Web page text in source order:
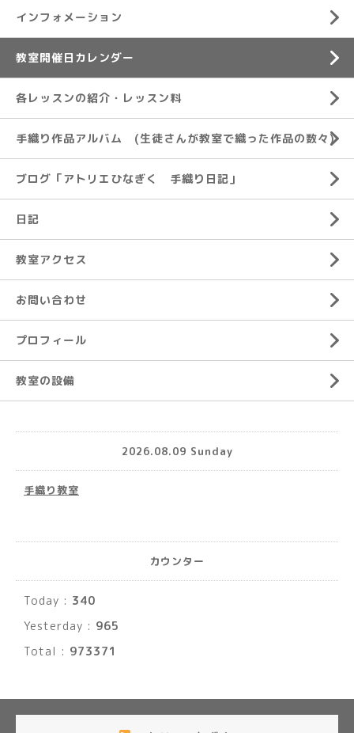
インフォメーション
教室開催日カレンダー
各レッスンの紹介・レッスン料
手織り作品アルバム (生徒さんが教室で織った作品の数々)
ブログ「アトリエひなぎく 手織り日記」
日記
教室アクセス
お問い合わせ
プロフィール
教室の設備
2026.08.09 Sunday
手織り教室
カウンター
Today : 340
Yesterday : 965
Total : 973371